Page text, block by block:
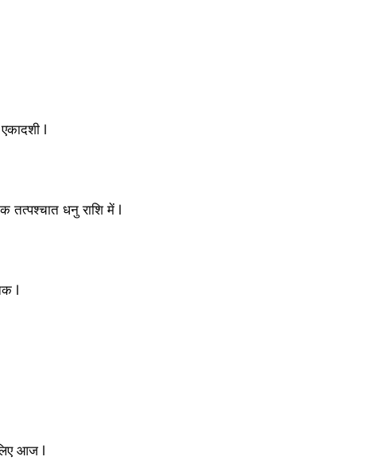
l
तत्पश्चात धनु राशि में l
l
आज l